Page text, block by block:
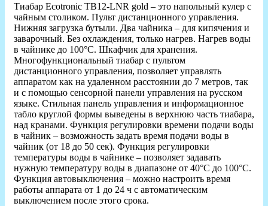
Тиабар Ecotronic TB12-LNR gold – это напольный кулер с
чайным столиком. Пульт дистанционного управления.
Нижняя загрузка бутыли. Два чайника – для кипячения и
заварочный. Без охлаждения, только нагрев. Нагрев воды
в чайнике до 100°С. Шкафчик для хранения.
Многофункциональный тиабар с пультом
дистанционного управления, позволяет управлять
аппаратом как на удаленном расстоянии до 7 метров, так
и с помощью сенсорной панели управления на русском
языке. Стильная панель управления и информационное
табло круглой формы выведены в верхнюю часть тиабара,
над кранами. Функция регулировки времени подачи воды
в чайник – возможность задать время подачи воды в
чайник (от 18 до 50 сек). Функция регулировки
температуры воды в чайнике – позволяет задавать
нужную температуру воды в диапазоне от 40°С до 100°С.
Функция автовыключения – можно настроить время
работы аппарата от 1 до 24 ч с автоматическим
выключением после этого срока.